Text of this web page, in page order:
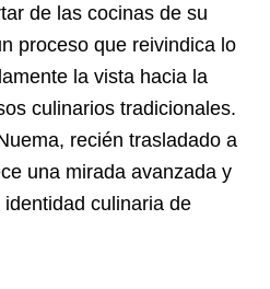
de las cocinas de su
proceso que reivindica lo
la vista hacia la
culinarios tradicionales.
recién trasladado a
una mirada avanzada y
culinaria de